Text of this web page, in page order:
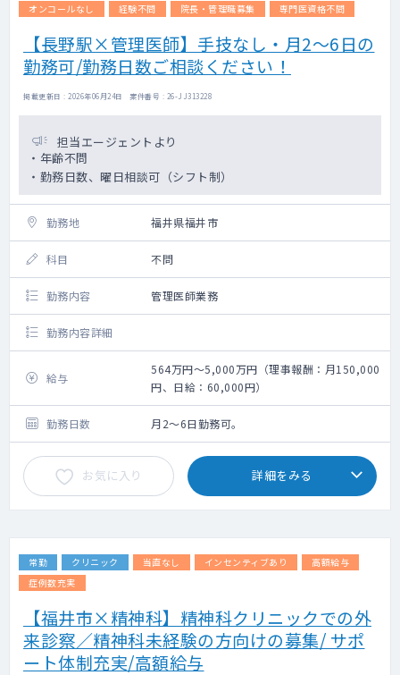
オンコールなし
経験不問 院長・管理職募集 専門医資格不問
【長野駅×管理医師】手技なし・月2～6日の
勤務可/勤務日数ご相談ください！
掲載更新日 : 2026年06月24日 案件番号 : 26-JJ313228
担当エージェントより
・年齢不問
・勤務日数、曜日相談可（シフト制）
勤務地 福井県福井市
科目 不問
勤務内容 管理医師業務
勤務内容詳細
給与
564万円～5,000万円（理事報酬：月150,000
円、日給：60,000円）
勤務日数 月2～6日勤務可。
お気に入り 詳細をみる
常勤 クリニック 当直なし インセンティブあり
高額給与
症例数充実
【福井市×精神科】精神科クリニックでの外
来診察／精神科未経験の方向けの募集/ サポ
ート体制充実/高額給与